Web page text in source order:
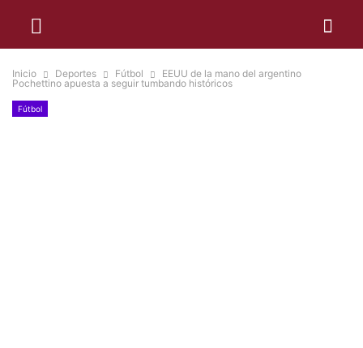
Inicio Deportes Fútbol
EEUU de la mano del argentino
Pochettino apuesta a seguir tumbando históricos
Fútbol